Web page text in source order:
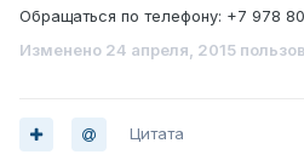
Обращаться по телефону: +7 978
Изменено 24 апреля, 2015
Цитата